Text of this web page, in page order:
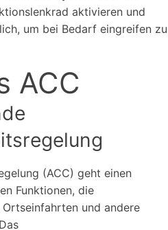
aktivieren und
um bei Bedarf eingreifen zu
ACC
(ACC) geht einen
Funktionen, die
und andere